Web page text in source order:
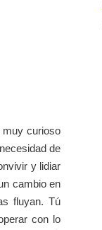
muy curioso
de
y lidiar
cambio en
fluyan. Tú
con lo